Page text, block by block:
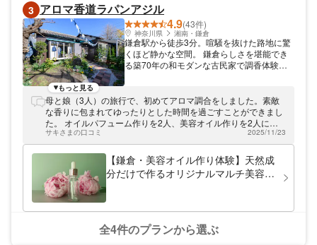
3 アロマ香道ラパンアジル
4.9(43件)
神奈川県 湘南・鎌倉
鎌倉駅から徒歩3分。喧騒を抜けた路地に驚
くほど静かな空間。 鎌倉らしさを堪能でき
る築70年の和モダンな古民家で調香体験。
マオイルで香水調香・美容オイル・ネイル&
ハンドオイルのブレンド体験。 アロマ調香
は植物から抽出した天然の香りのためほのか
に香ります。 心を満たす香り、自分だけの
香り、ペアリング香水、強い香りが苦手で上
品な香りを作りたい方におすすめです。 美
容オイルは数種類のベースオイルとなりたい
お肌に近づけるアロマオイルをブレンドして
オイルは爪にも手にも両方お使い頂けます。
少量ですが汎用性が高いのでアロマ初心者の
方にも人気です。 アロマエステティシャ
もっと見る
母と娘（3人）の旅行で、初めてアロマ調合をしました。素敵
な香りに包まれてゆったりとした時間を過ごすことができまし
た。 オイルパフューム作りを2人、美容オイル作りを2人に分
かれて体験しました。 オイルパフューム作りは、多数のサンプ
ルから気に入った香りを数種類選んで作りました。 美容オイル
作りも好みのオイルを数種類組み合わせた後に、香りも選んで
作りました。 先生の優しいアドバイスを受けながら楽しく作れ
ました。ボトルやラベルも選べたのも愛着が増して嬉しかった
です。 機会がありましたらまた是非利用したいです。
サキさまの口コミ 2025/11/23
【鎌倉・美容オイル作り体験】天然成
分だけで作るオリジナルマルチ美容オ
全4件のプランから選ぶ